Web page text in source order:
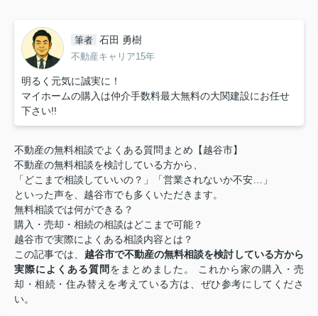
筆者 石田 勇樹
不動産キャリア15年
明るく元気に誠実に！
マイホームの購入は仲介手数料最大無料の大関建設にお任せ
下さい!!
不動産の無料相談でよくある質問まとめ【越谷市】
不動産の無料相談を検討している方から、
「どこまで相談していいの？」「営業されないか不安…」
といった声を、越谷市でも多くいただきます。
無料相談では何ができる？
購入・売却・相続の相談はどこまで可能？
越谷市で実際によくある相談内容とは？
この記事では、 越谷市で不動産の無料相談を検討している方から
実際によくある質問 をまとめました。 これから家の購入・売
却・相続・住み替えを考えている方は、ぜひ参考にしてくださ
い。